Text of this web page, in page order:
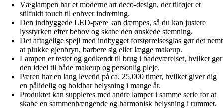
Væglampen har et moderne art deco-design, der tilføjer et
stilfuldt touch til enhver indretning.
Den indbyggede LED-pære kan dæmpes, så du kan justere
lysstyrken efter behov og skabe den ønskede stemning.
Det aftagelige spejl med indbygget forstørrelsesglas gør det nemt
at plukke øjenbryn, barbere sig eller lægge makeup.
Lampen er testet og godkendt til brug i badeværelset, hvilket gør
den ideel til både makeup og personlig pleje.
Pæren har en lang levetid på ca. 25.000 timer, hvilket giver dig
en pålidelig og holdbar belysning i mange år.
Produktet kan suppleres med andre lamper i samme serie for at
skabe en sammenhængende og harmonisk belysning i rummet.